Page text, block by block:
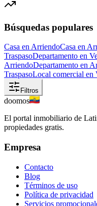
Búsquedas populares
Casa en ArriendoCasa en
TraspasoDepartamento en
ArriendoDepartamento en
TraspasoLocal comercial en
Filtros
doomos
El portal inmobiliario de
propiedades gratis.
Empresa
Contacto
Blog
Términos de uso
Política de privacidad
Servicios